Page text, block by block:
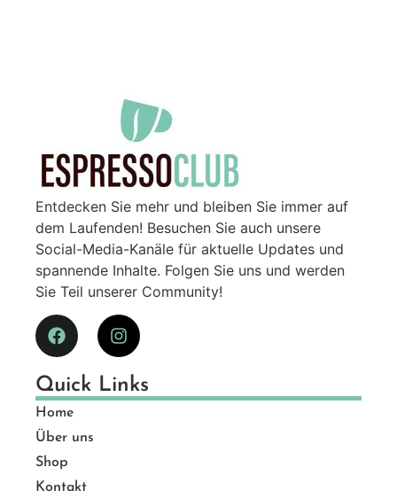
Entdecken Sie mehr und bleiben Sie immer auf
dem Laufenden! Besuchen Sie auch unsere
Social-Media-Kanäle für aktuelle Updates und
spannende Inhalte. Folgen Sie uns und werden
Sie Teil unserer Community!
Quick Links
Home
Über uns
Shop
Kontakt